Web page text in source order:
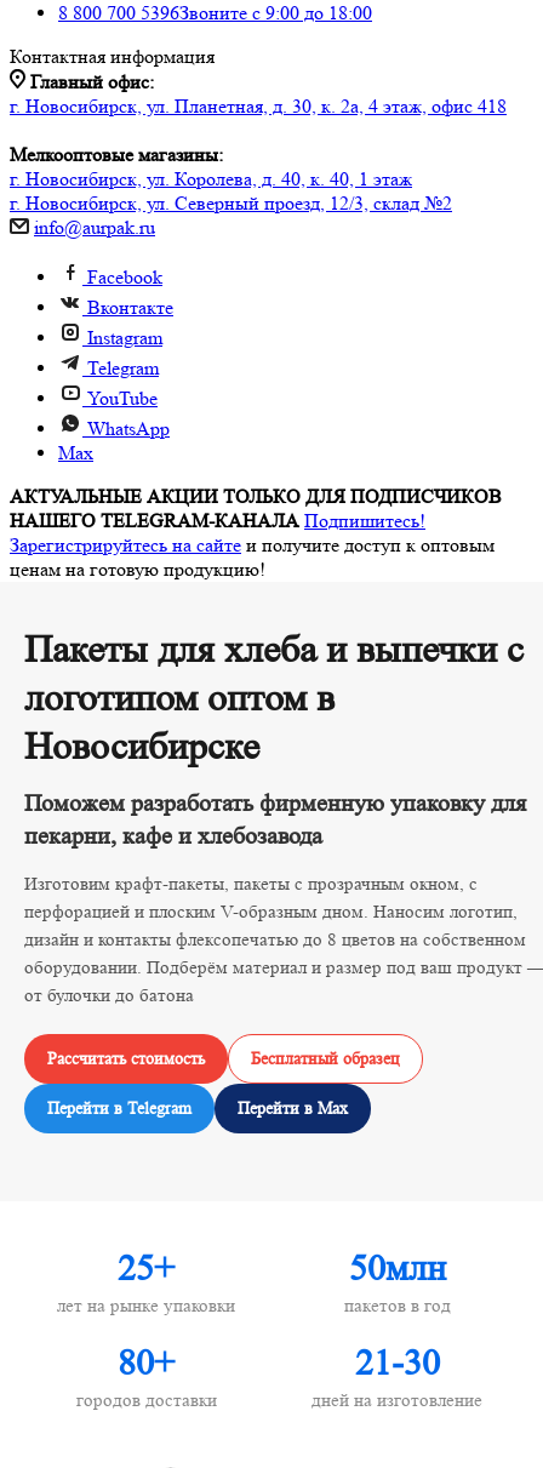
8 800 700 5396Звоните с 9:00 до 18:00
Контактная информация
Главный офис:
г. Новосибирск, ул. Планетная, д. 30, к. 2а, 4 этаж, офис 418
Мелкооптовые магазины:
г. Новосибирск, ул. Королева, д. 40, к. 40, 1 этаж
г. Новосибирск, ул. Северный проезд, 12/3, ​склад №2
info@aurpak.ru
Facebook
Вконтакте
Instagram
Telegram
YouTube
WhatsApp
Max
АКТУАЛЬНЫЕ АКЦИИ ТОЛЬКО ДЛЯ ПОДПИСЧИКОВ
НАШЕГО TELEGRAM-КАНАЛА Подпишитесь!
Зарегистрируйтесь на сайте и получите доступ к оптовым
ценам на готовую продукцию!
Пакеты для хлеба и выпечки с
логотипом оптом в
Новосибирске
Поможем разработать фирменную упаковку для
пекарни, кафе и хлебозавода
Изготовим крафт-пакеты, пакеты с прозрачным окном, с
перфорацией и плоским V-образным дном. Наносим логотип,
дизайн и контакты флексопечатью до 8 цветов на собственном
оборудовании. Подберём материал и размер под ваш продукт
от булочки до батона
Рассчитать стоимость Бесплатный образец
Перейти в Telegram Перейти в Max
25+
лет на рынке упаковки
50млн
пакетов в год
80+
городов доставки
21-30
дней на изготовление